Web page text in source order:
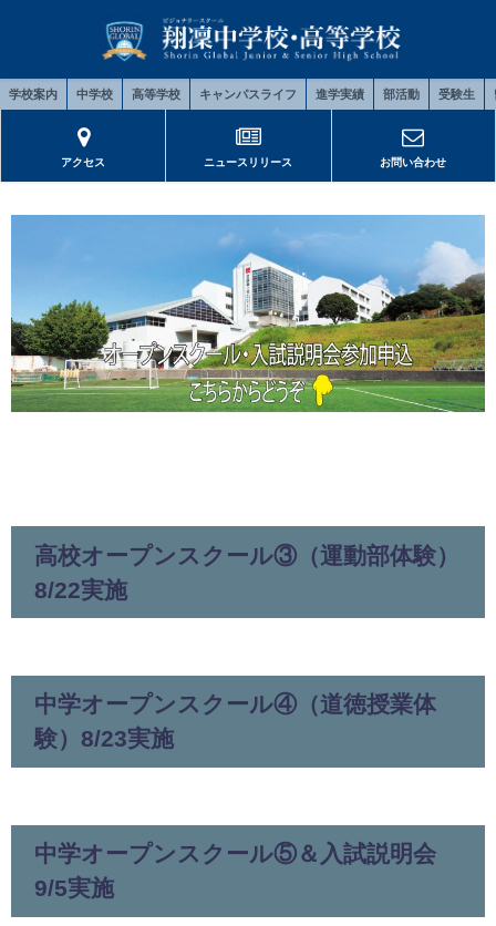
学校案内 中学校 高等学校 キャンパスライフ 進学実績 部活動 受験生
アクセス ニュースリリース お問い合わせ
高校オープンスクール③（運動部体験）
8/22実施
中学オープンスクール④（道徳授業体
験）8/23実施
中学オープンスクール⑤＆入試説明会
9/5実施